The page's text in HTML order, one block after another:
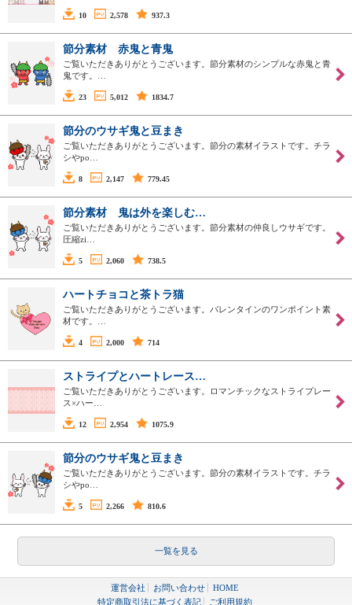
10 2,578 937.3
節分素材 赤鬼と青鬼
ご覧いただきありがとうございます。節分素材のシンプルな赤鬼と青
鬼です。…
23 5,012 1834.7
節分のウサギ鬼と豆まき
ご覧いただきありがとうございます。節分の素材イラストです。チラ
シやpo…
8 2,147 779.45
節分素材 鬼は外を楽しむ…
ご覧いただきありがとうございます。節分素材の仲良しウサギです。
圧縮zi…
5 2,060 738.5
ハートチョコと茶トラ猫
ご覧いただきありがとうございます。バレンタインのワンポイント素
材です。…
4 2,000 714
ストライプとハートレース…
ご覧いただきありがとうございます。ロマンチックなストライプレー
ス×ハー…
12 2,954 1075.9
節分のウサギ鬼と豆まき
ご覧いただきありがとうございます。節分の素材イラストです。チラ
シやpo…
5 2,266 810.6
一覧を見る
運営会社 お問い合わせ
HOME
特定商取引法に基づく表記
ご利用規約